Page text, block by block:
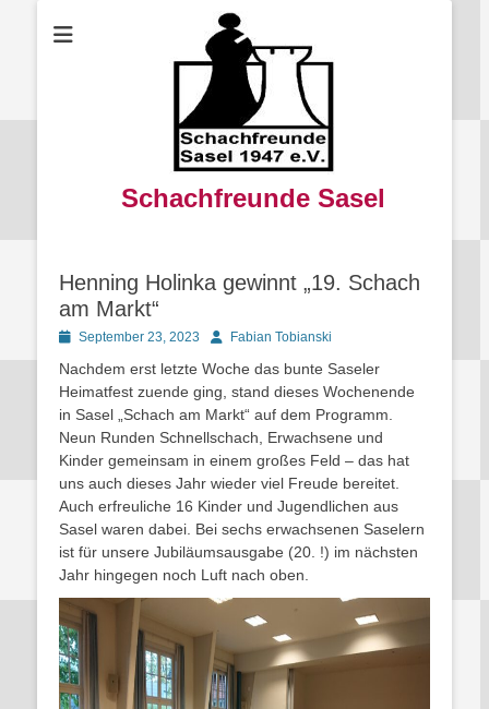
Schachfreunde Sasel
Henning Holinka gewinnt „19. Schach
am Markt“
PostedSeptember 23, 2023 AutorFabian Tobianski
Nachdem erst letzte Woche das bunte Saseler
Heimatfest zuende ging, stand dieses Wochenende
in Sasel „Schach am Markt“ auf dem Programm.
Neun Runden Schnellschach, Erwachsene und
Kinder gemeinsam in einem großes Feld – das hat
uns auch dieses Jahr wieder viel Freude bereitet.
Auch erfreuliche 16 Kinder und Jugendlichen aus
Sasel waren dabei. Bei sechs erwachsenen Saselern
ist für unsere Jubiläumsausgabe (20. !) im nächsten
Jahr hingegen noch Luft nach oben.